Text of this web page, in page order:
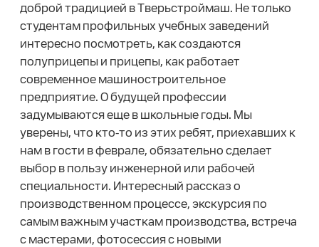
доброй традицией в Тверьстроймаш. Не только
студентам профильных учебных заведений
интересно посмотреть, как создаются
полуприцепы и прицепы, как работает
современное машиностроительное
предприятие. О будущей профессии
задумываются еще в школьные годы. Мы
уверены, что кто-то из этих ребят, приехавших к
нам в гости в феврале, обязательно сделает
выбор в пользу инженерной или рабочей
специальности. Интересный рассказ о
производственном процессе, экскурсия по
самым важным участкам производства, встреча
с мастерами, фотосессия с новыми